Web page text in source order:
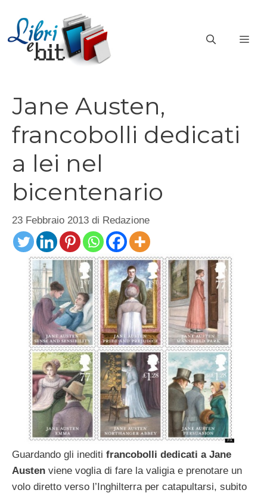
contenuto
Jane Austen,
francobolli dedicati
a lei nel
bicentenario
23 Febbraio 2013 di Redazione
Guardando gli inediti francobolli dedicati a Jane
Austen viene voglia di fare la valigia e prenotare un
volo diretto verso l’Inghilterra per catapultarsi, subito